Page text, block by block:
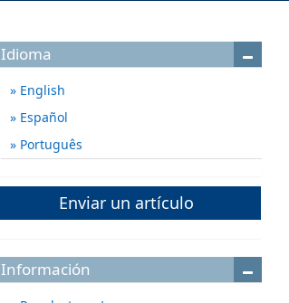
Idioma
English
Español
Português
Enviar un artículo
Información